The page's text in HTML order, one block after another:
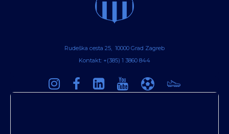
Rudeška cesta 25, 10000 Grad Zagreb
Kontakt: +(385) 1 3860 844